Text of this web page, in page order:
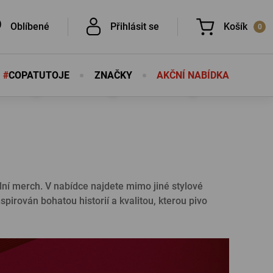
Oblíbené Přihlásit se Košík 0
Nic v košíku nemáte, není to škoda?
#COPATUTOJE ZNAČKY AKČNÍ NABÍDKA
merch. V nabídce najdete mimo jiné stylové
bohatou historií a kvalitou, kterou pivo